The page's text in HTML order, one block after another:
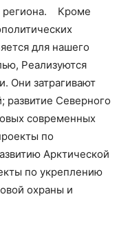
региона. Кроме
для нашего
Реализуются
Они затрагивают
развитие Северного
современных
по
Арктической
по укреплению
охраны и